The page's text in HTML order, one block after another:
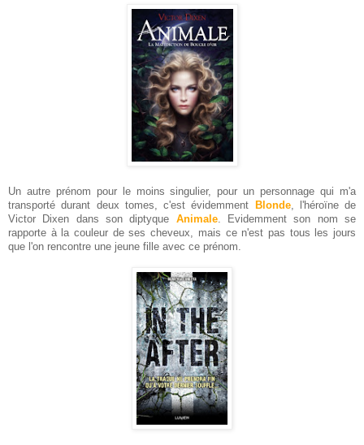
Un autre prénom pour le moins singulier, pour un personnage qui m'a
transporté durant deux tomes, c'est évidemment
Blonde, l'héroïne de
Victor Dixen dans son diptyque Animale. Evidemment son nom se
rapporte à la couleur de ses cheveux, mais ce n'est pas tous les jours
que l'on rencontre une jeune fille avec ce prénom.